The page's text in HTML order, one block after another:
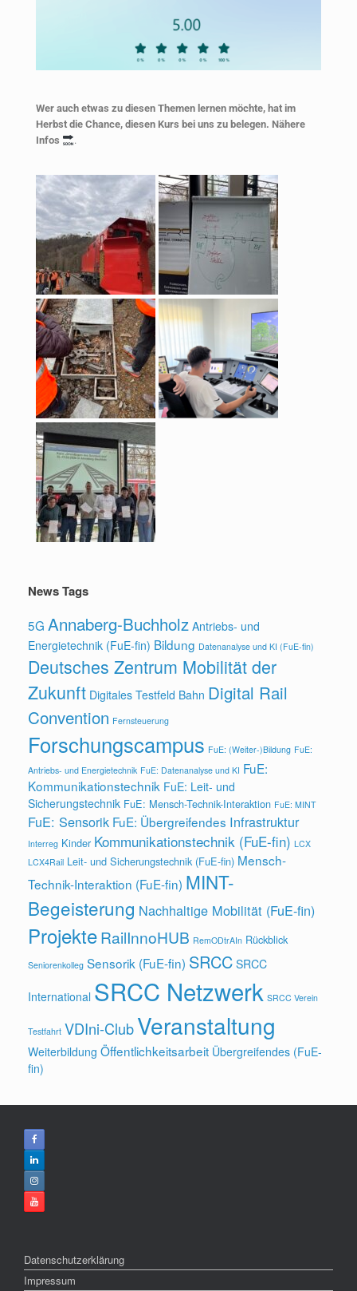
Wer auch etwas zu diesen Themen lernen möchte, hat im
Herbst die Chance, diesen Kurs bei uns zu belegen. Nähere
Infos
.
News Tags
5G Annaberg-Buchholz Antriebs- und
Energietechnik (FuE-fin) Bildung Datenanalyse und KI (FuE-fin)
Deutsches Zentrum Mobilität der
Zukunft Digitales Testfeld Bahn Digital Rail
Convention Fernsteuerung
Forschungscampus FuE: (Weiter-)Bildung FuE:
Antriebs- und Energietechnik FuE: Datenanalyse und KI FuE:
Kommunikationstechnik FuE: Leit- und
Sicherungstechnik FuE: Mensch-Technik-Interaktion FuE: MINT
FuE: Sensorik FuE: Übergreifendes Infrastruktur
Interreg Kinder Kommunikationstechnik (FuE-fin) LCX
LCX4Rail Leit- und Sicherungstechnik (FuE-fin) Mensch-
Technik-Interaktion (FuE-fin) MINT-
Begeisterung Nachhaltige Mobilität (FuE-fin)
ProjekteRailInnoHUB RemODtrAIn Rückblick
Seniorenkolleg Sensorik (FuE-fin) SRCC SRCC
International SRCC Netzwerk SRCC Verein
Testfahrt VDIni-ClubVeranstaltung
Weiterbildung Öffentlichkeitsarbeit Übergreifendes (FuE-
fin)
Datenschutzerklärung
Impressum